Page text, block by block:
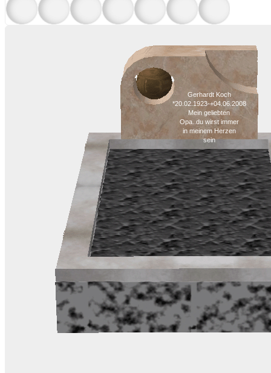
Gerhardt Koch
*20.02.1923-+04.06.2008
Mein geliebten
Opa..du wirst immer
in meinem Herzen
sein